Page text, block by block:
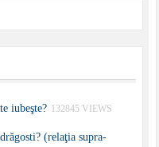
iubeşte? 132845 VIEWS
(relaţia supra-